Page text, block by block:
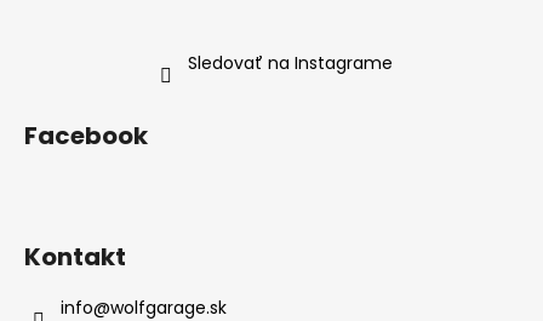
Sledovať na Instagrame
Facebook
Kontakt
info@wolfgarage.sk